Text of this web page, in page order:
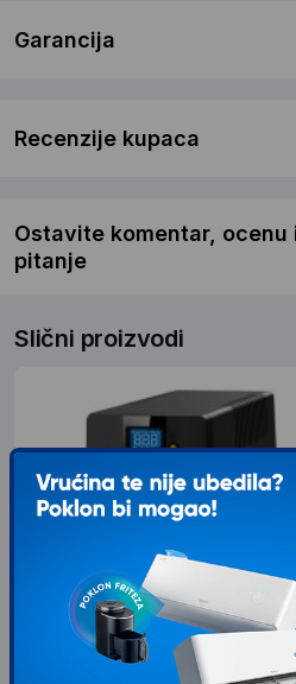
Garancija
Recenzije kupaca
Ostavite komentar,
pitanje
Slični proizvodi
NJOY Horus Plus 800 480W UPS
(PWUP-LI080H1-AZ01B)